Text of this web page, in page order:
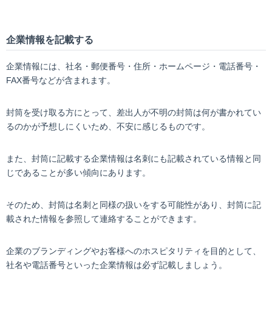
企業情報を記載する
企業情報には、社名・郵便番号・住所・ホームページ・電話番号・
FAX番号などが含まれます。
封筒を受け取る方にとって、差出人が不明の封筒は何が書かれてい
るのかが予想しにくいため、不安に感じるものです。
また、封筒に記載する企業情報は名刺にも記載されている情報と同
じであることが多い傾向にあります。
そのため、封筒は名刺と同様の扱いをする可能性があり、封筒に記
載された情報を参照して連絡することができます。
企業のブランディングやお客様へのホスピタリティを目的として、
社名や電話番号といった企業情報は必ず記載しましょう。